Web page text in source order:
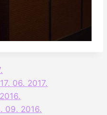
06. 2017.
09. 2016.